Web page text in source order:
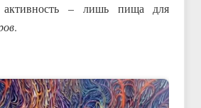
активность – лишь пища для
.